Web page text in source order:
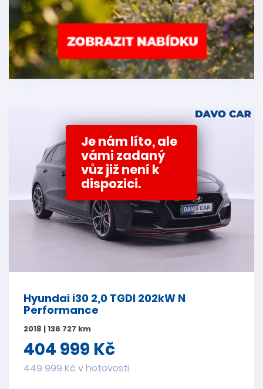
Je nám líto, ale
vámi zadaný
vůz již není k
dispozici.
Hyundai i30 2,0 TGDI 202kW N
Performance
2018 | 136 727 km
404 999 Kč
449 999 Kč v hotovosti